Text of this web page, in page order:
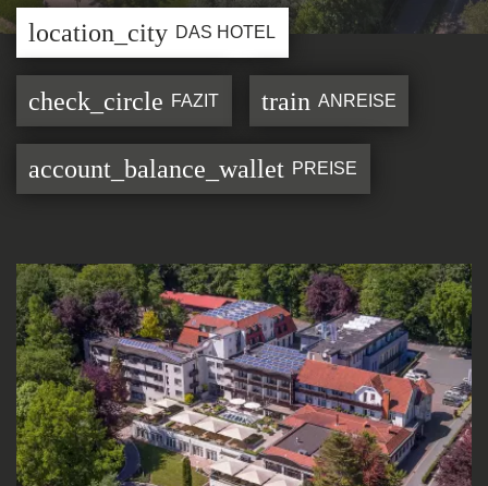
location_city DAS HOTEL
check_circle FAZIT train ANREISE
account_balance_wallet PREISE